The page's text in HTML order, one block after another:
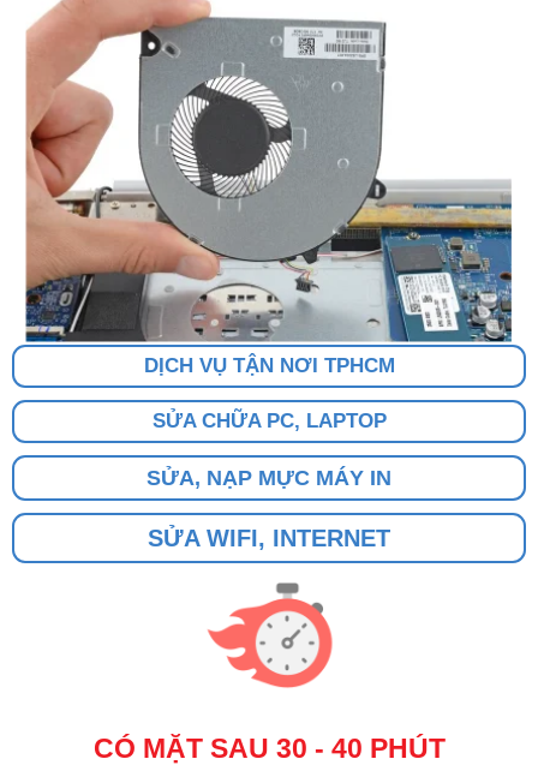
DỊCH VỤ TẬN NƠI TPHCM
SỬA CHỮA PC, LAPTOP
SỬA, NẠP MỰC MÁY IN
SỬA WIFI, INTERNET
CÓ MẶT SAU 30 - 40 PHÚT